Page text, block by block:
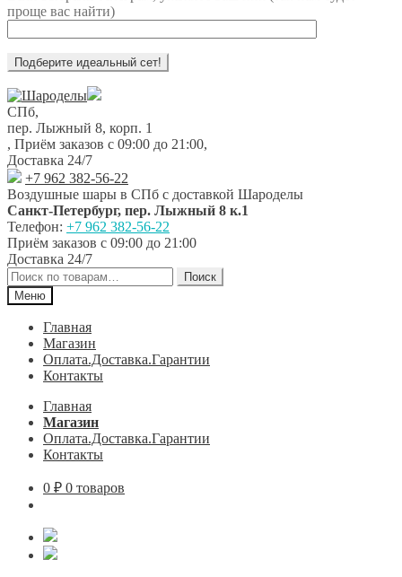
проще вас найти)
Перейти
к
навигации
Перейти
к
содержимому
СПб,
пер. Лыжный 8, корп. 1
, Приём заказов с 09:00 до 21:00,
Доставка 24/7
+7 962 382-56-22
Воздушные шары в СПб с доставкой Шароделы
Санкт-Петербург, пер. Лыжный 8 к.1
Телефон: +7 962 382-56-22
Приём заказов с 09:00 до 21:00
Доставка 24/7
Искать:
Поиск
Меню
Главная
Магазин
Оплата.Доставка.Гарантии
Контакты
Главная
Магазин
Оплата.Доставка.Гарантии
Контакты
0 ₽ 0 товаров